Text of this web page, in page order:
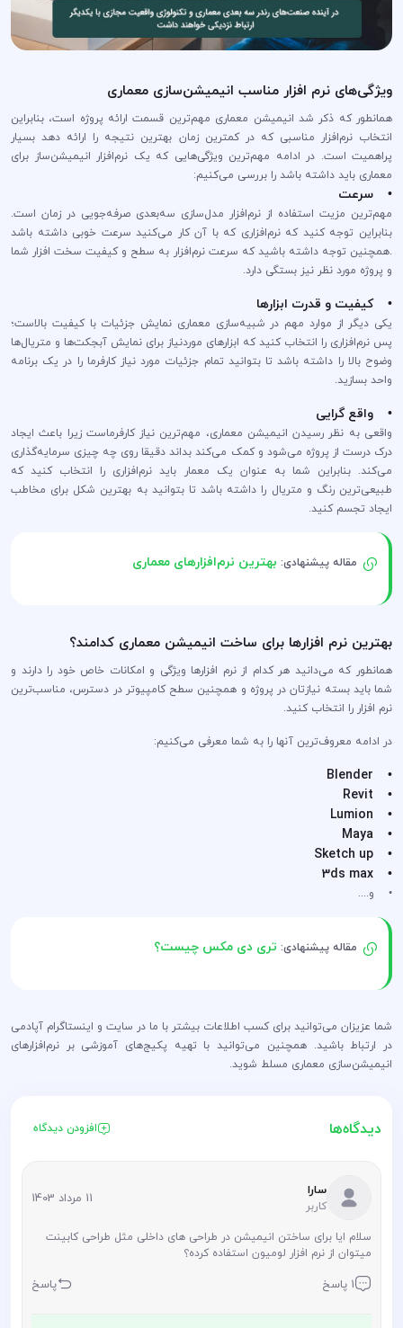
ویژگی‌های نرم افزار مناسب انیمیشن‌سازی معماری
همانطور که ذکر شد انیمیشن معماری مهم‌ترین قسمت ارائه پروژه است، بنابراین
انتخاب نرم‌افزار مناسبی که در کمترین زمان بهترین نتیجه را ارائه دهد بسیار
پر‌اهمیت است. در ادامه مهم‌ترین ویژگی‌هایی که یک نرم‌افزار انیمیشن‌ساز برای
معماری باید داشته باشد را بررسی می‌کنیم:
• سرعت
مهم‌ترین مزیت استفاده از نرم‌افزار مدل‌سازی سه‌بعدی صرفه‌جویی در زمان است.
بنابراین توجه کنید که نرم‌افزاری که با آن کار می‌کنید سرعت خوبی داشته باشد
.همچنین توجه داشته باشید که سرعت نرم‌افزار به سطح و کیفیت سخت افزار شما
و پروژه مورد نظر نیز بستگی دارد.
• کیفیت و قدرت ابزار‌ها
یکی دیگر از موارد مهم در شبیه‌سازی معماری نمایش جزئیات با کیفیت بالاست؛
پس نرم‌افزاری را انتخاب کنید که ابزار‌های مورد‌نیاز برای نمایش آبجکت‌ها و متریال‌ها
وضوح بالا را داشته باشد تا بتوانید تمام جزئیات مورد نیاز کارفرما را در یک برنامه
واحد بسازید.
• واقع گرایی
واقعی به نظر رسیدن انیمیشن معماری، مهم‌ترین نیاز کارفرماست زیرا باعث ایجاد
درک درست از پروژه می‌شود و کمک می‌کند بداند دقیقا روی چه چیزی سرمایه‌گذاری
می‌کند. بنابراین شما به عنوان یک معمار باید نرم‌افزاری را انتخاب کنید که
طبیعی‌ترین رنگ و متریال را داشته باشد تا بتوانید به بهترین شکل برای مخاطب
ایجاد تجسم کنید.
مقاله پیشنهادی: بهترین نرم‌افزارهای معماری
بهترین نرم افزار‌ها برای ساخت انیمیشن معماری کدامند؟
همانطور که می‌دانید هر کدام از نرم افزار‌ها ویژگی و امکانات خاص خود را دارند و
شما باید بسته نیاز‌تان در پروژه و همچنین سطح کامپیوتر در دسترس، مناسب‌ترین
نرم افزار را انتخاب کنید.
در ادامه معروف‌ترین آنها را به شما معرفی می‌کنیم:
• Blender
• Revit
• Lumion
• Maya
• Sketch up
• 3ds max
• و....
مقاله پیشنهادی: تری دی مکس چیست؟
شما عزیزان می‌توانید برای کسب اطلاعات بیشتر با ما در سایت و اینستاگرام آپادمی
در ارتباط باشید. همچنین می‌توانید با تهیه پکیج‌های آموزشی بر نرم‌افزار‌های
انیمیشن‌سازی معماری مسلط شوید.
دیدگاه‌ها افزودن دیدگاه
سارا
کاربر 11 مرداد 1403
سلام ایا برای ساختن انیمیشن در طراحی های داخلی مثل طراحی کابینت
میتوان از نرم افزار لومیون استفاده کرده؟
1 پاسخ پاسخ